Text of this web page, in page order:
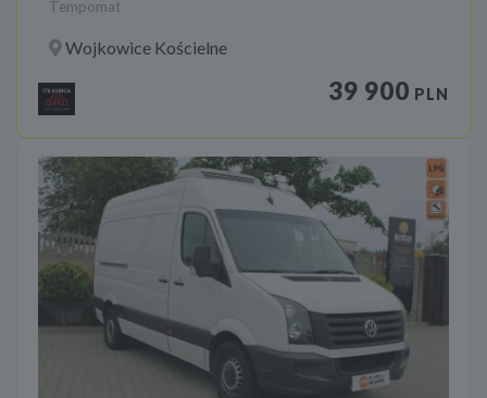
Tempomat
Wojkowice Kościelne
39 900 PLN